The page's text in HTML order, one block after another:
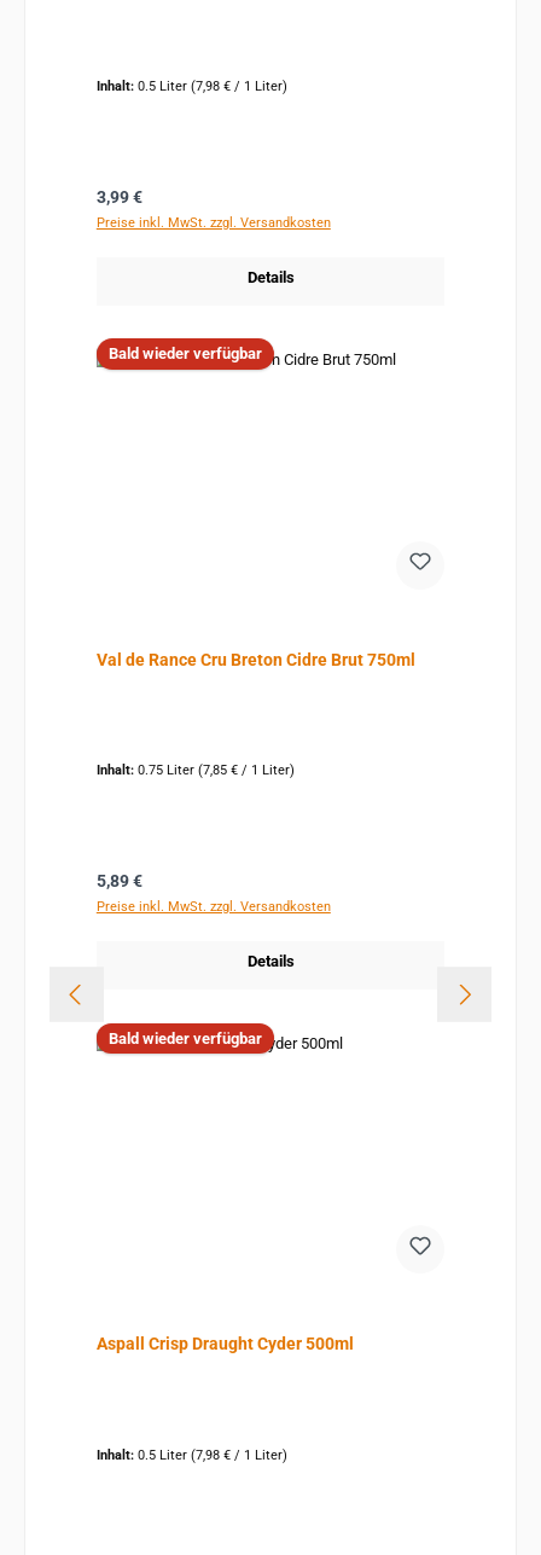
Inhalt: 0.5 Liter (7,98 € / 1 Liter)
Regulärer Preis:
3,99 €
Preise inkl. MwSt. zzgl. Versandkosten
Details
Bald wieder verfügbar
Val de Rance Cru Breton Cidre Brut 750ml
Inhalt: 0.75 Liter (7,85 € / 1 Liter)
Regulärer Preis:
5,89 €
Preise inkl. MwSt. zzgl. Versandkosten
Details
Bald wieder verfügbar
Aspall Crisp Draught Cyder 500ml
Inhalt: 0.5 Liter (7,98 € / 1 Liter)